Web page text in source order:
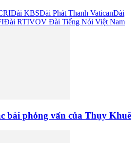
Đài KBSĐài Phát Thanh VaticanĐài
Đài RTIVOV Đài Tiếng Nói Việt Nam
bài phỏng vấn của Thụy Khuê